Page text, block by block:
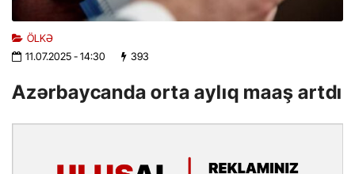
ÖLKƏ
11.07.2025- 14:30 393
Azərbaycanda orta aylıq maaş artdı